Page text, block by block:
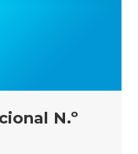
N.º